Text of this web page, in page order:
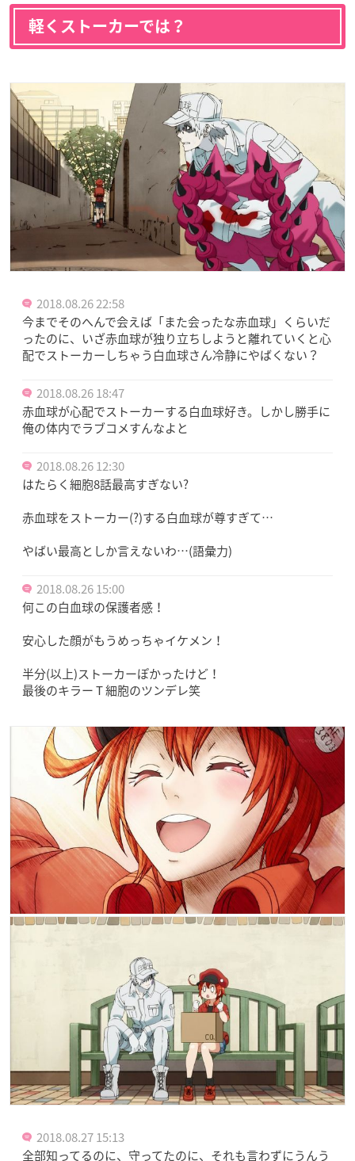
軽くストーカーでは？
2018.08.26 22:58
今までそのへんで会えば「また会ったな赤血球」くらいだ
ったのに、いざ赤血球が独り立ちしようと離れていくと心
配でストーカーしちゃう白血球さん冷静にやばくない？
2018.08.26 18:47
赤血球が心配でストーカーする白血球好き。しかし勝手に
俺の体内でラブコメすんなよと
2018.08.26 12:30
はたらく細胞8話最高すぎない?
赤血球をストーカー(?)する白血球が尊すぎて…
やばい最高としか言えないわ…(語彙力)
2018.08.26 15:00
何この白血球の保護者感！
安心した顔がもうめっちゃイケメン！
半分(以上)ストーカーぽかったけど！
最後のキラー T 細胞のツンデレ笑
2018.08.27 15:13
全部知ってるのに、守ってたのに、それも言わずにうんう